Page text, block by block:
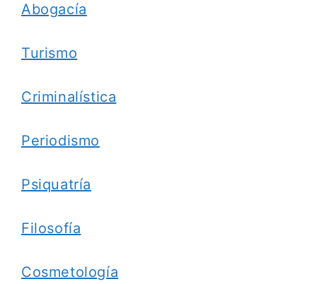
Abogacía
Turismo
Criminalística
Periodismo
Psiquatría
Filosofía
Cosmetología